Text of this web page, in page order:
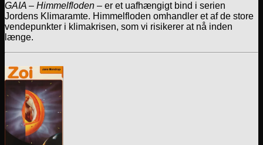
GAIA – Himmelfloden – er et uafhængigt bind i serien
Jordens Klimaramte. Himmelfloden omhandler et af de store
vendepunkter i klimakrisen, som vi risikerer at nå inden
længe.